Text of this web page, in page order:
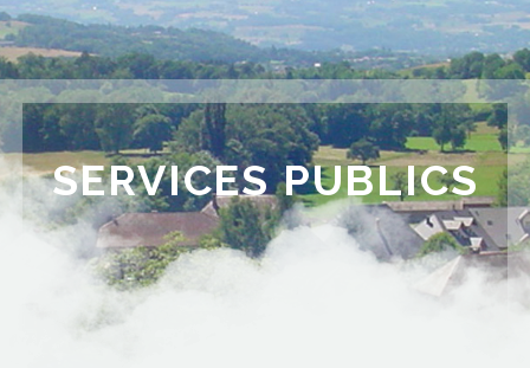
SERVICES PUBLICS